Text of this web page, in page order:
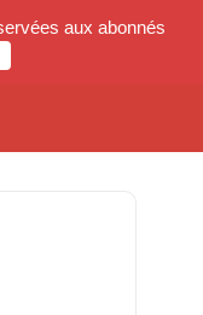
aux abonnés